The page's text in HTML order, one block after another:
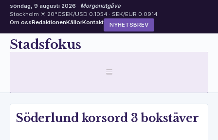
söndag, 9 augusti 2026 · Morgonutgåva
Stockholm ☀ 20°CSEK/USD 0.1054 · SEK/EUR 0.0914
Om ossRedaktionenKällorKontakt NYHETSBREV
HoppaStadsfokus
MENY
Söderlund korsord 3 bokstäver